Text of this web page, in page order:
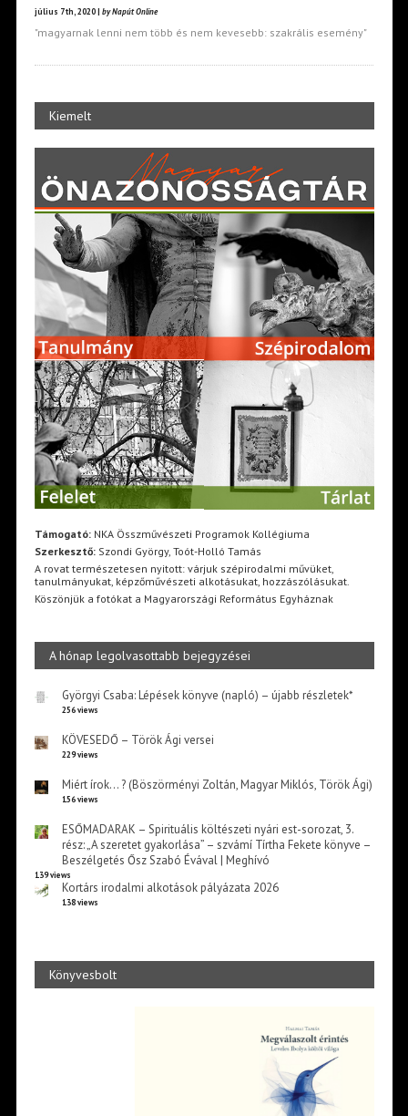
július 7th, 2020 | by Napút Online
"magyarnak lenni nem több és nem kevesebb: szakrális esemény"
Kiemelt
Támogató:NKA Összművészeti Programok Kollégiuma
Szerkesztő:Szondi György, Toót-Holló Tamás
A rovat természetesen nyitott: várjuk szépirodalmi művüket,
tanulmányukat, képzőművészeti alkotásukat, hozzászólásukat.
Köszönjük a fotókat a Magyarországi Református Egyháznak
A hónap legolvasottabb bejegyzései
Györgyi Csaba: Lépések könyve (napló) – újabb részletek*
256 views
KÖVESEDŐ – Török Ági versei
229 views
Miért írok… ? (Böszörményi Zoltán, Magyar Miklós, Török Ági)
156 views
ESŐMADARAK – Spirituális költészeti nyári est-sorozat, 3.
rész: „A szeretet gyakorlása” – szvámí Tírtha Fekete könyve –
Beszélgetés Ősz Szabó Évával | Meghívó
139 views
Kortárs irodalmi alkotások pályázata 2026
138 views
Könyvesbolt